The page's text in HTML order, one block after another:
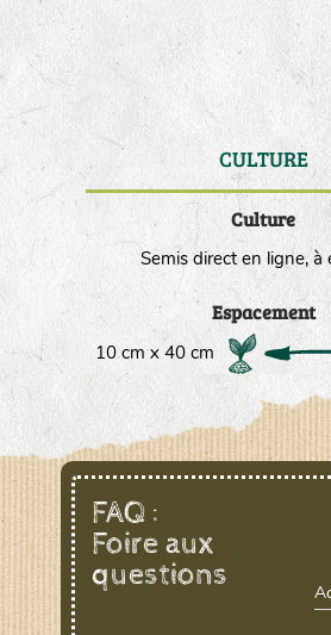
CULTURE
Culture
Semis direct en ligne, à
Espacement
10 cm x 40 cm
FAQ :
Foire aux
questions